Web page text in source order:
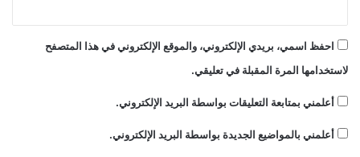
احفظ اسمي، بريدي الإلكتروني، والموقع الإلكتروني في هذا المتصفح
لاستخدامها المرة المقبلة في تعليقي.
أعلمني بمتابعة التعليقات بواسطة البريد الإلكتروني.
أعلمني بالمواضيع الجديدة بواسطة البريد الإلكتروني.